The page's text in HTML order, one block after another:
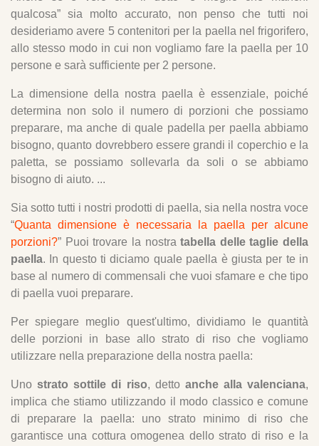
qualcosa” sia molto accurato, non penso che tutti noi
desideriamo avere 5 contenitori per la paella nel frigorifero,
allo stesso modo in cui non vogliamo fare la paella per 10
persone e sarà sufficiente per 2 persone.
La dimensione della nostra paella è essenziale, poiché
determina non solo il numero di porzioni che possiamo
preparare, ma anche di quale padella per paella abbiamo
bisogno, quanto dovrebbero essere grandi il coperchio e la
paletta, se possiamo sollevarla da soli o se abbiamo
bisogno di aiuto. ...
Sia sotto tutti i nostri prodotti di paella, sia nella nostra voce
“Quanta dimensione è necessaria la paella per alcune
porzioni?” Puoi trovare la nostratabella delle taglie della
paella. In questo ti diciamo quale paella è giusta per te in
base al numero di commensali che vuoi sfamare e che tipo
di paella vuoi preparare.
Per spiegare meglio quest'ultimo, dividiamo le quantità
delle porzioni in base allo strato di riso che vogliamo
utilizzare nella preparazione della nostra paella:
Unostrato sottile di riso, detto anche alla valenciana,
implica che stiamo utilizzando il modo classico e comune
di preparare la paella: uno strato minimo di riso che
garantisce una cottura omogenea dello strato di riso e la